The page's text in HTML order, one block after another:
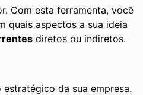
Com esta ferramenta, você
quais aspectos a sua ideia
diretos ou indiretos.
da sua empresa.